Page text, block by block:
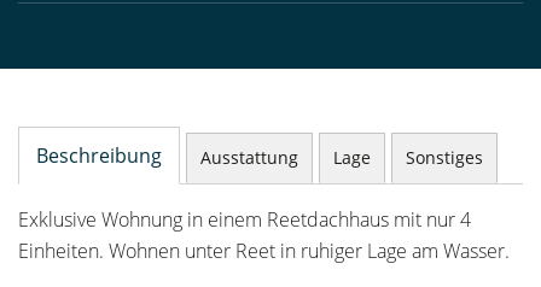
Beschreibung Ausstattung Lage Sonstiges
Exklusive Wohnung in einem Reetdachhaus mit nur 4
Einheiten. Wohnen unter Reet in ruhiger Lage am Wasser.